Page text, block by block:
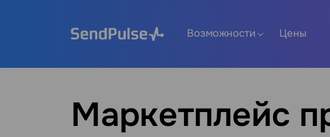
Возможности Цены
Маркетплейс